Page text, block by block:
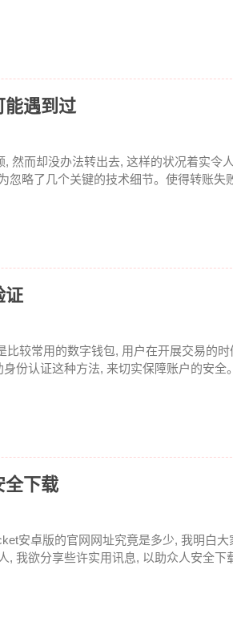
能遇到过
然而却没办法转出去, 这样的状况着实令
忽略了几个关键的技术细节。使得转账失
证
比较常用的数字钱包, 用户在开展交易的时
份认证这种方法, 来切实保障账户的安全
全下载
安卓版的官网网址究竟是多少, 我明白大
, 我欲分享些许实用讯息, 以助众人安全下